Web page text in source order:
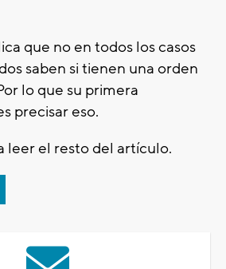
que no en todos los casos
saben si tienen una orden
lo que su primera
precisar eso.
leer el resto del artículo.